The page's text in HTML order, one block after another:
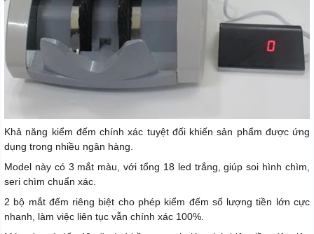
Khả năng kiểm đếm chính xác tuyệt đối khiến sản phẩm được ứng
dụng trong nhiều ngân hàng.
Model này có 3 mắt màu, với tổng 18 led trắng, giúp soi hình chìm,
seri chìm chuẩn xác.
2 bộ mắt đếm riêng biệt cho phép kiểm đếm số lượng tiền lớn cực
nhanh, làm việc liên tục vẫn chính xác 100%.